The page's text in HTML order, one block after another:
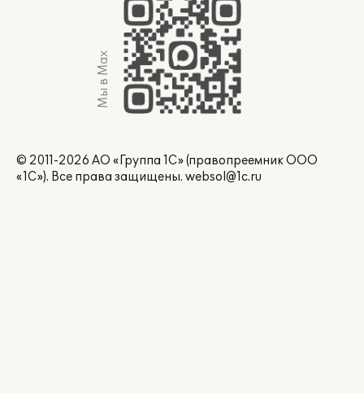
Мы в Max
© 2011-2026 АО «Группа 1С» (правопреемник ООО
«1С»). Все права защищены. websol@1c.ru